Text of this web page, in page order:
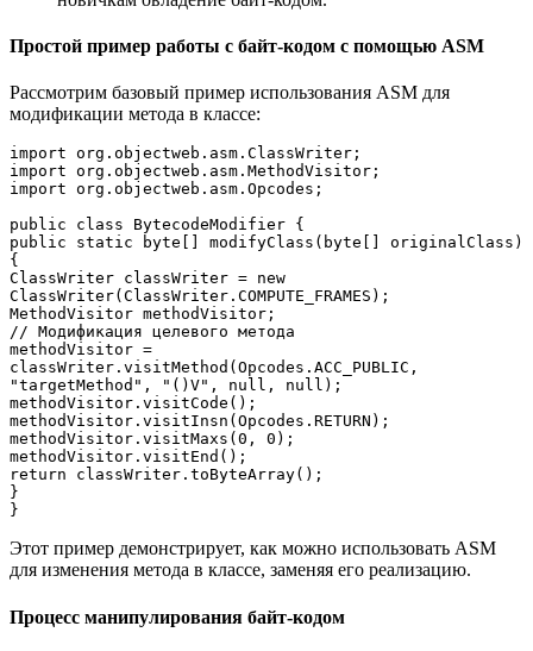
Простой пример работы с байт-кодом с помощью ASM
Рассмотрим базовый пример использования ASM для
модификации метода в классе:
import org.objectweb.asm.ClassWriter;
import org.objectweb.asm.MethodVisitor;
import org.objectweb.asm.Opcodes;
public class BytecodeModifier {
public static byte[] modifyClass(byte[] originalClass)
{
ClassWriter classWriter = new
ClassWriter(ClassWriter.COMPUTE_FRAMES);
MethodVisitor methodVisitor;
// Модификация целевого метода
methodVisitor =
classWriter.visitMethod(Opcodes.ACC_PUBLIC,
"targetMethod", "()V", null, null);
methodVisitor.visitCode();
methodVisitor.visitInsn(Opcodes.RETURN);
methodVisitor.visitMaxs(0, 0);
methodVisitor.visitEnd();
return classWriter.toByteArray();
}
}
Этот пример демонстрирует, как можно использовать ASM
для изменения метода в классе, заменяя его реализацию.
Процесс манипулирования байт-кодом